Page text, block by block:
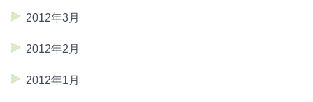
2012年3月
2012年2月
2012年1月